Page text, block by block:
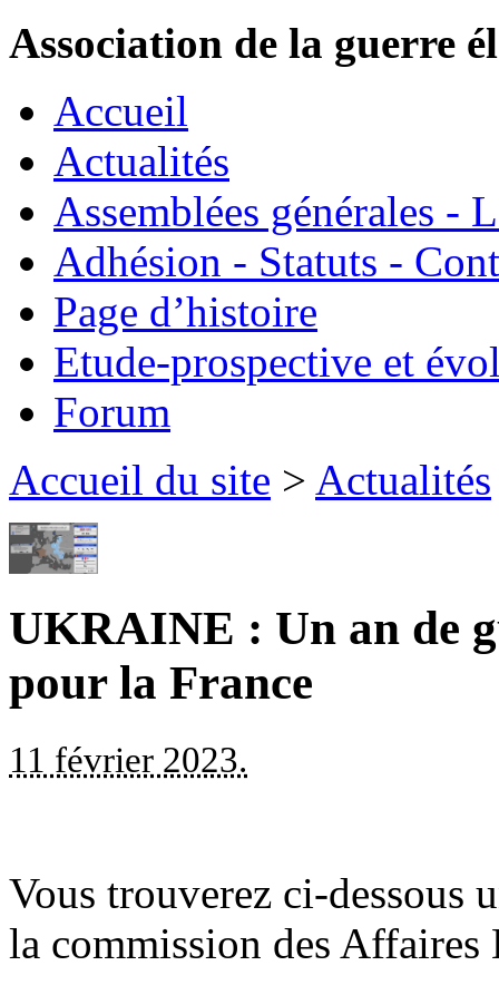
Association de la guerre
Accueil
Actualités
Assemblées générales -
Adhésion - Statuts -
Page d’histoire
Etude-prospective et
Forum
Accueil du site > Actualités
UKRAINE : Un an de
pour la France
11 février 2023.
Vous trouverez ci-dessous
la commission des Affaires